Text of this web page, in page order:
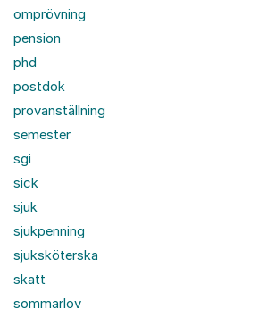
omprövning
pension
phd
postdok
provanställning
semester
sgi
sick
sjuk
sjukpenning
sjuksköterska
skatt
sommarlov